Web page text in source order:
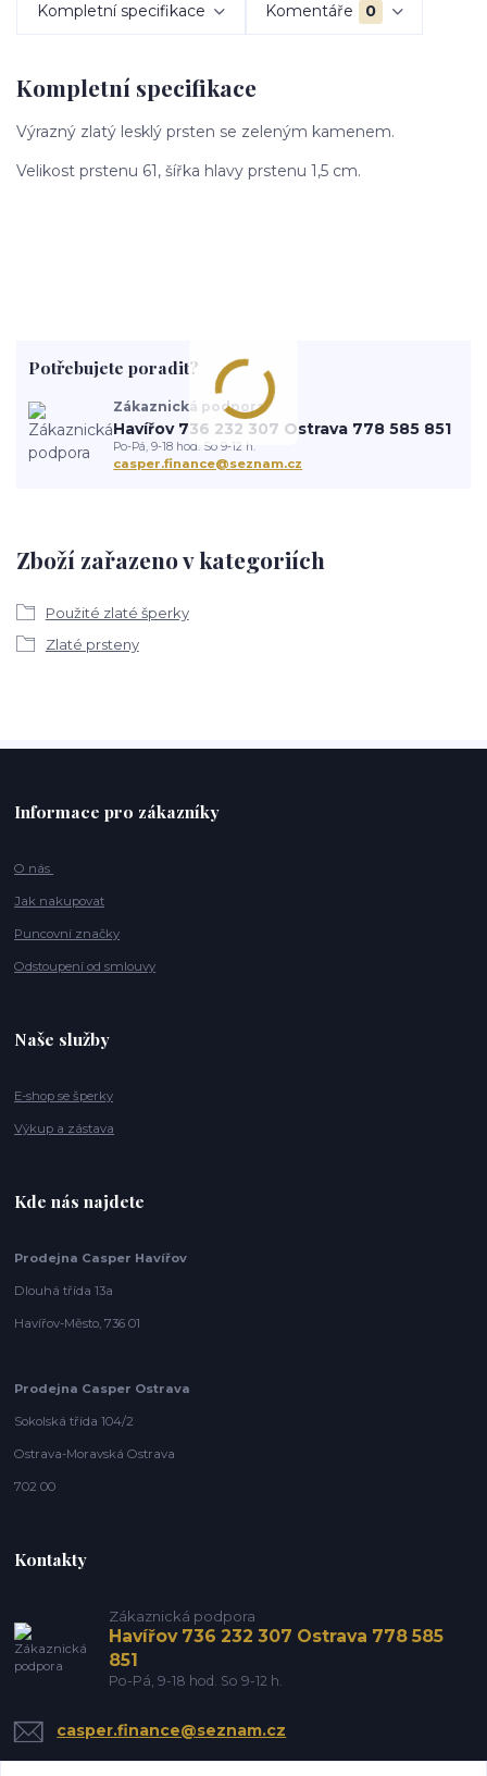
Kompletní specifikace Komentáře 0
Kompletní specifikace
Výrazný zlatý lesklý prsten se zeleným kamenem.
Velikost prstenu 61, šířka hlavy prstenu 1,5 cm.
Zboží zařazeno v kategoriích
Použité zlaté šperky
Zlaté prsteny
Potřebujete poradit?
Zákaznická podpora
Havířov 736 232 307 Ostrava 778 585 851
Po-Pá, 9-18 hod. So 9-12 h.
casper.finance@seznam.cz
Informace pro zákazníky
O nás
Jak nakupovat
Puncovní značky
Odstoupení od smlouvy
Naše služby
E-shop se šperky
Výkup a zástava
Kde nás najdete
Prodejna Casper Havířov
Dlouhá třída 13a
Havířov-Město, 736 01
Prodejna Casper Ostrava
Sokolská třída 104/2
Ostrava-Moravská Ostrava
702 00
Kontakty
Zákaznická podpora
Havířov 736 232 307 Ostrava 778 585
851
Po-Pá, 9-18 hod. So 9-12 h.
casper.finance@seznam.cz